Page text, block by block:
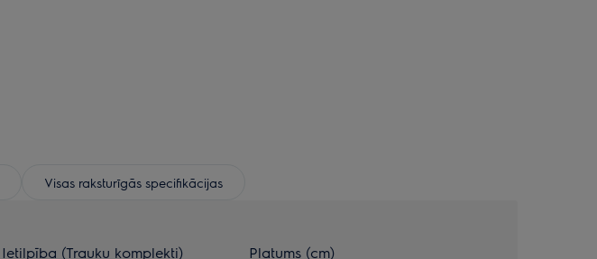
Visas raksturīgās specifikācijas
Ietilpība (Trauku komplekti) Platums (cm)